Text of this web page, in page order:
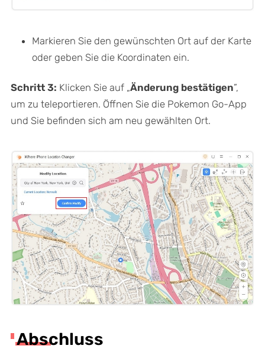
Markieren Sie den gewünschten Ort auf der Karte
oder geben Sie die Koordinaten ein.
Schritt 3: Klicken Sie auf „Änderung bestätigen”,
um zu teleportieren. Öffnen Sie die Pokemon Go-App
und Sie befinden sich am neu gewählten Ort.
Abschluss